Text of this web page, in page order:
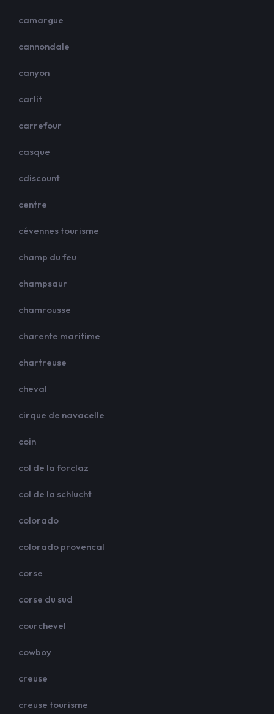
camargue
cannondale
canyon
carlit
carrefour
casque
cdiscount
centre
cévennes tourisme
champ du feu
champsaur
chamrousse
charente maritime
chartreuse
cheval
cirque de navacelle
coin
col de la forclaz
col de la schlucht
colorado
colorado provencal
corse
corse du sud
courchevel
cowboy
creuse
creuse tourisme